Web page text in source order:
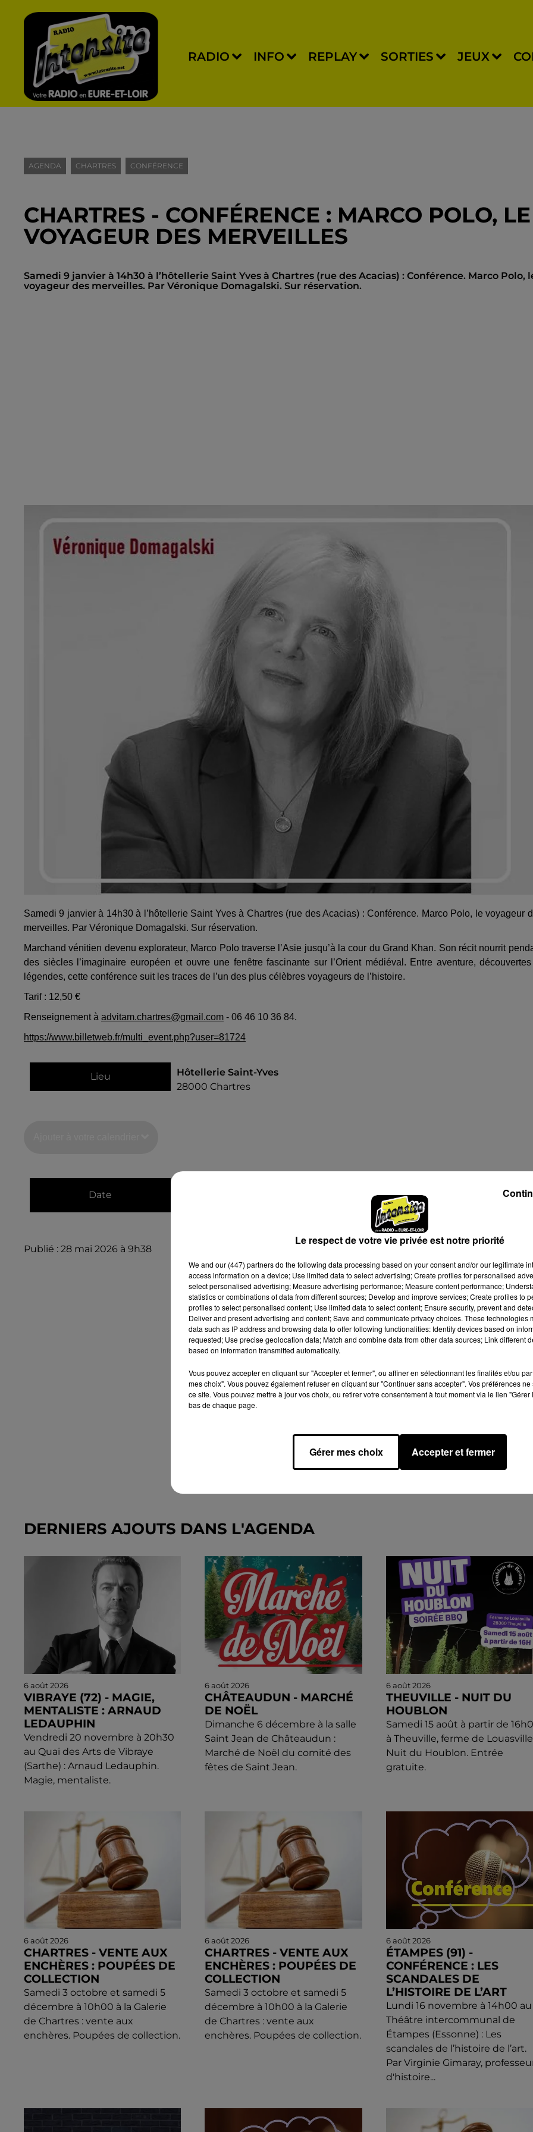
RADIO INFO REPLAY SORTIES JEUX
AGENDA CHARTRES CONFÉRENCE
CHARTRES - CONFÉRENCE : MARCO POLO, LE
VOYAGEUR DES MERVEILLES
Samedi 9 janvier à 14h30 à l’hôtellerie Saint Yves à Chartres (rue des Acacias) : Conférence. Marco Polo,
voyageur des merveilles. Par Véronique Domagalski. Sur réservation.
Samedi 9 janvier à 14h30 à l’hôtellerie Saint Yves à Chartres (rue des Acacias) : Conférence. Marco Polo, le voyageur
merveilles. Par Véronique Domagalski. Sur réservation.
Marchand vénitien devenu explorateur, Marco Polo traverse l’Asie jusqu’à la cour du Grand Khan. Son récit nourrit
des siècles l’imaginaire européen et ouvre une fenêtre fascinante sur l’Orient médiéval. Entre aventure,
légendes, cette conférence suit les traces de l’un des plus célèbres voyageurs de l’histoire.
Tarif : 12,50 €
Renseignement à advitam.chartres@gmail.com - 06 46 10 36 84.
https://www.billetweb.fr/multi_event.php?user=81724
Lieu
Hôtellerie Saint-Yves
28000 Chartres
Date
Publié : 28 mai 2026 à 9h38
DERNIERS AJOUTS DANS L'AGENDA
6 août 2026
VIBRAYE (72) - MAGIE,
MENTALISTE : ARNAUD
LEDAUPHIN
Vendredi 20 novembre à 20h30
au Quai des Arts de Vibraye
(Sarthe) : Arnaud Ledauphin.
Magie, mentaliste.
6 août 2026
CHÂTEAUDUN - MARCHÉ
DE NOËL
Dimanche 6 décembre à la salle
Saint Jean de Châteaudun :
Marché de Noël du comité des
fêtes de Saint Jean.
6 août 2026
THEUVILLE - NUIT DU
HOUBLON
Samedi 15 août à partir de
à Theuville, ferme de Louasville
Nuit du Houblon. Entrée
gratuite.
6 août 2026
CHARTRES - VENTE AUX
ENCHÈRES : POUPÉES DE
COLLECTION
Samedi 3 octobre et samedi 5
décembre à 10h00 à la Galerie
de Chartres : vente aux
enchères. Poupées de collection.
6 août 2026
CHARTRES - VENTE AUX
ENCHÈRES : POUPÉES DE
COLLECTION
Samedi 3 octobre et samedi 5
décembre à 10h00 à la Galerie
de Chartres : vente aux
enchères. Poupées de collection.
6 août 2026
ÉTAMPES (91) -
CONFÉRENCE : LES
SCANDALES DE
L’HISTOIRE DE L’ART
Lundi 16 novembre à 14h00 au
Théâtre intercommunal de
Étampes (Essonne) : Les
scandales de l’histoire de l’art.
Par Virginie Gimaray,
d'histoire...
Le respect de votre vie privée est notre priorité
We and our (447) partnersdo the following data processing based on your consent and/or our legitimate
access information on a device; Use limited data to select advertising; Create profiles for personalised
select personalised advertising; Measure advertising performance; Measure content performance;
statistics or combinations of data from different sources; Develop and improve services; Create profiles to
profiles to select personalised content; Use limited data to select content; Ensure security, prevent and
Deliver and present advertising and content; Save and communicate privacy choices. These technologies
data such as IP address and browsing data to offer following functionalities: Identify devices based on
requested; Use precise geolocation data; Match and combine data from other data sources; Link different
based on information transmitted automatically.
Vous pouvez accepter en cliquant sur "Accepter et fermer", ou affiner en sélectionnant les finalités et/ou
mes choix". Vous pouvez également refuser en cliquant sur "Continuer sans accepter". Vos préférences
ce site. Vous pouvez mettre à jour vos choix, ou retirer votre consentement à tout moment via le lien
bas de chaque page.
Gérer mes choix Accepter et fermer